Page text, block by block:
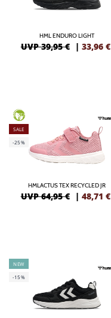
HML ENDURO LIGHT
UVP 39,95 € | 33,96 €
GREEN
SALE
-25%
HMLACTUS TEX RECYCLED JR
UVP 64,95 € | 48,71 €
NEW
-15%